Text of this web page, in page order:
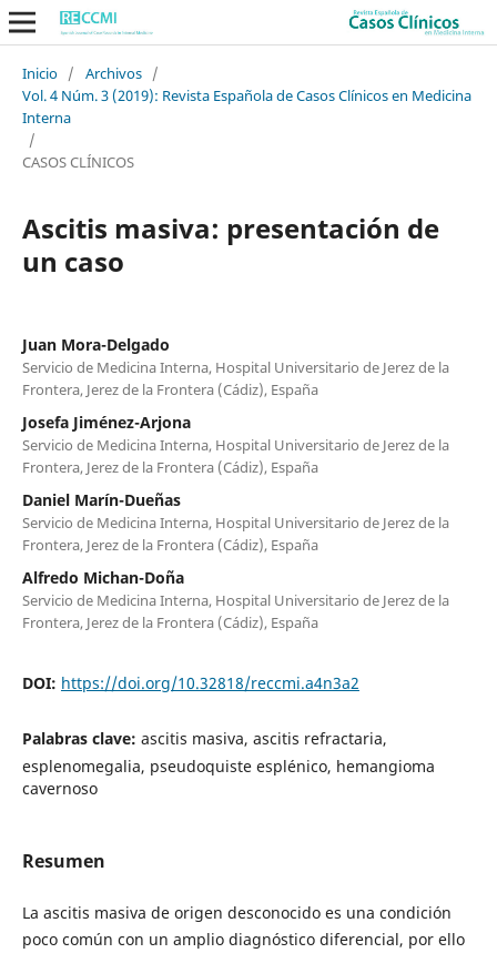
Inicio / Archivos /
Vol. 4 Núm. 3 (2019): Revista Española de Casos Clínicos en Medicina
Interna
/
CASOS CLÍNICOS
Ascitis masiva: presentación de
un caso
Juan Mora-Delgado
Servicio de Medicina Interna, Hospital Universitario de Jerez de la
Frontera, Jerez de la Frontera (Cádiz), España
Josefa Jiménez-Arjona
Servicio de Medicina Interna, Hospital Universitario de Jerez de la
Frontera, Jerez de la Frontera (Cádiz), España
Daniel Marín-Dueñas
Servicio de Medicina Interna, Hospital Universitario de Jerez de la
Frontera, Jerez de la Frontera (Cádiz), España
Alfredo Michan-Doña
Servicio de Medicina Interna, Hospital Universitario de Jerez de la
Frontera, Jerez de la Frontera (Cádiz), España
DOI: https://doi.org/10.32818/reccmi.a4n3a2
Palabras clave: ascitis masiva, ascitis refractaria,
esplenomegalia, pseudoquiste esplénico, hemangioma
cavernoso
Resumen
La ascitis masiva de origen desconocido es una condición
poco común con un amplio diagnóstico diferencial, por ello